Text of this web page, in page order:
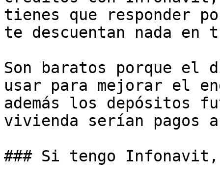
tienes que responder
te descuentan nada en
Son baratos porque el
usar para mejorar el
además los depósitos
vivienda serían pagos
### Si tengo Infonavit,